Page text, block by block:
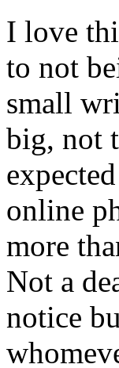
I love
to not
small
big, not
online
more
Not a
notice